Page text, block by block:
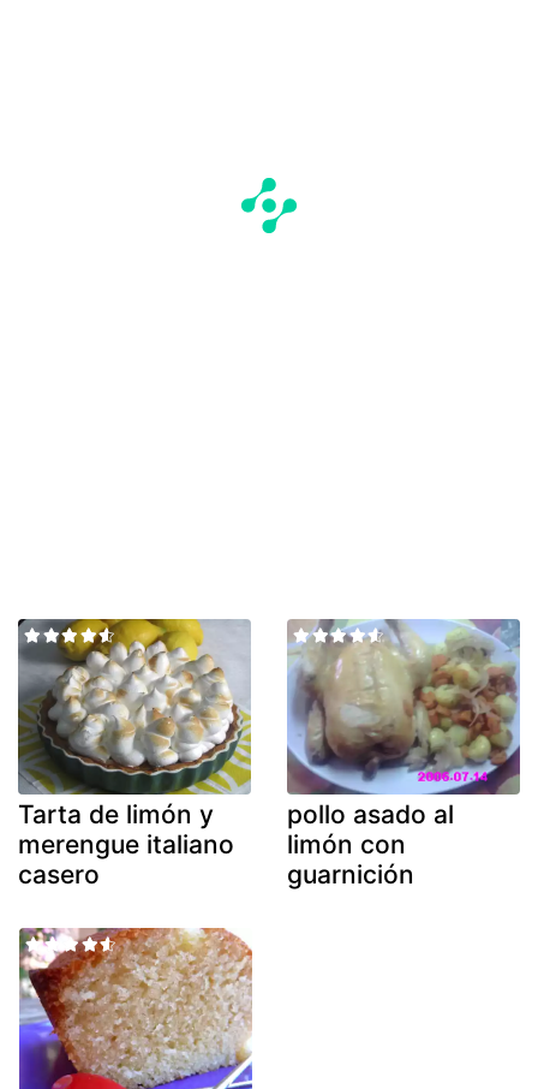
Tarta de limón y
merengue italiano
casero
pollo asado al
limón con
guarnición